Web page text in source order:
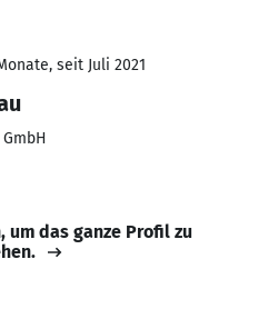
seit Juli 2021
um das ganze Profil zu